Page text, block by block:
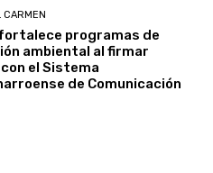
CARMEN
fortalece programas de
ambiental al firmar
el Sistema
de Comunicación